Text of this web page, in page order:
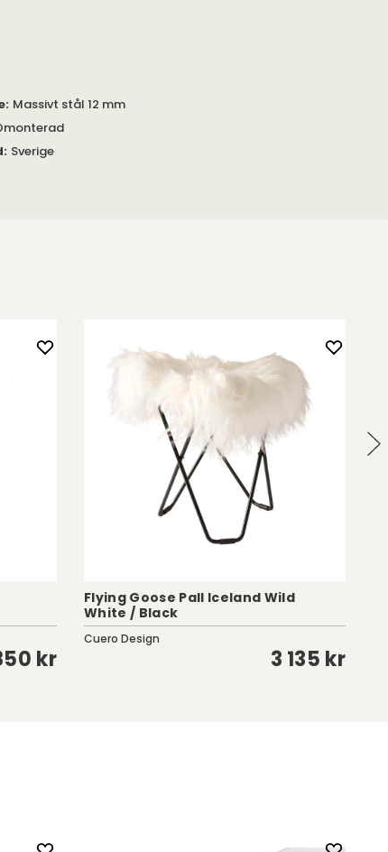
: Massivt stål 12 mm
: Sverige
kr
Flying Goose Pall Iceland Wild
White / Black
Cuero Design
3 135 kr